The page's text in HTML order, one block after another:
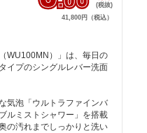
(税抜)
41,800円（税込）
WU100MN）」は、毎日の
イプのシングルレバー洗面
気泡「ウルトラファインバ
ルミストシャワー」を搭載
の汚れまでしっかりと洗い